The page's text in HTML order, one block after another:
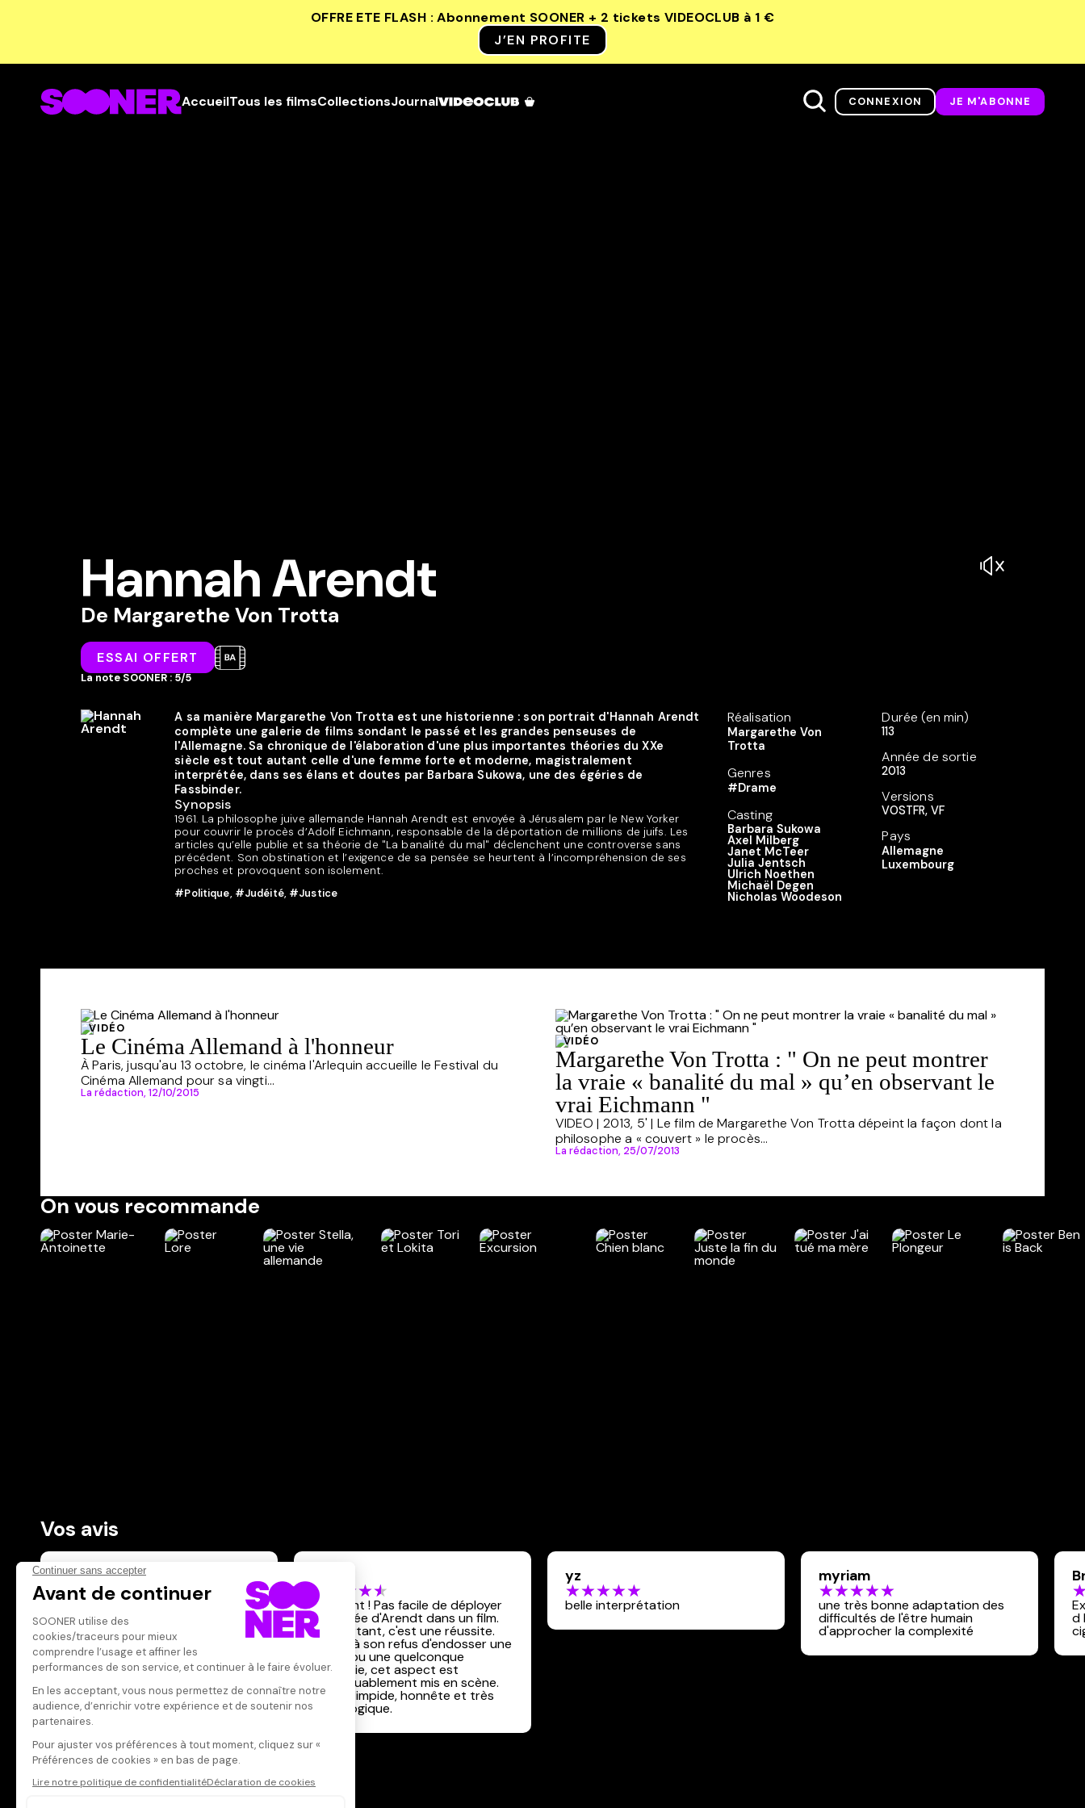
OFFRE ETE FLASH : Abonnement SOONER + 2 tickets VIDEOCLUB à 1 €
J’EN PROFITE
AccueilTous les filmsCollectionsJournal CONNEXION JE M'ABONNE
Hannah Arendt
De Margarethe Von Trotta
ESSAI OFFERT
La note SOONER : 5/5
A sa manière Margarethe Von Trotta est une historienne : son portrait d'Hannah Arendt
complète une galerie de films sondant le passé et les grandes penseuses de
l'Allemagne. Sa chronique de l'élaboration d'une plus importantes théories du XXe
siècle est tout autant celle d'une femme forte et moderne, magistralement
interprétée, dans ses élans et doutes par Barbara Sukowa, une des égéries de
Fassbinder.
Synopsis
1961. La philosophe juive allemande Hannah Arendt est envoyée à Jérusalem par le New Yorker
pour couvrir le procès d’Adolf Eichmann, responsable de la déportation de millions de juifs. Les
articles qu’elle publie et sa théorie de "La banalité du mal" déclenchent une controverse sans
précédent. Son obstination et l’exigence de sa pensée se heurtent à l’incompréhension de ses
proches et provoquent son isolement.
#Politique, #Judéité, #Justice
Réalisation
Margarethe Von
Trotta
Genres
#Drame
Casting
Barbara Sukowa
Axel Milberg
Janet McTeer
Julia Jentsch
Ulrich Noethen
Michaël Degen
Nicholas Woodeson
Durée (en min)
113
Année de sortie
2013
Versions
VOSTFR, VF
Pays
Allemagne
Luxembourg
VIDÉO
Le Cinéma Allemand à l'honneur
À Paris, jusqu'au 13 octobre, le cinéma l'Arlequin accueille le Festival du
Cinéma Allemand pour sa vingti...
La rédaction, 12/10/2015
VIDÉO
Margarethe Von Trotta : " On ne peut montrer
la vraie « banalité du mal » qu’en observant le
vrai Eichmann "
VIDEO | 2013, 5' | Le film de Margarethe Von Trotta dépeint la façon dont la
philosophe a « couvert » le procès...
La rédaction, 25/07/2013
On vous recommande
Vos avis
Donnez votre avis
Votre note
Votre commentaire
Il faut vous connecter pour
publier un avis
CONNEXION
Excellent ! Pas facile de déployer
la pensée d'Arendt dans un film.
Et pourtant, c'est une réussite.
Quant à son refus d'endosser une
cause ou une quelconque
idéologie, cet aspect est
remarquablement mis en scène.
Un film limpide, honnête et très
pédagogique.
yz
belle interprétation
myriam
une très bonne adaptation des
difficultés de l'être humain
d'approcher la complexité
d